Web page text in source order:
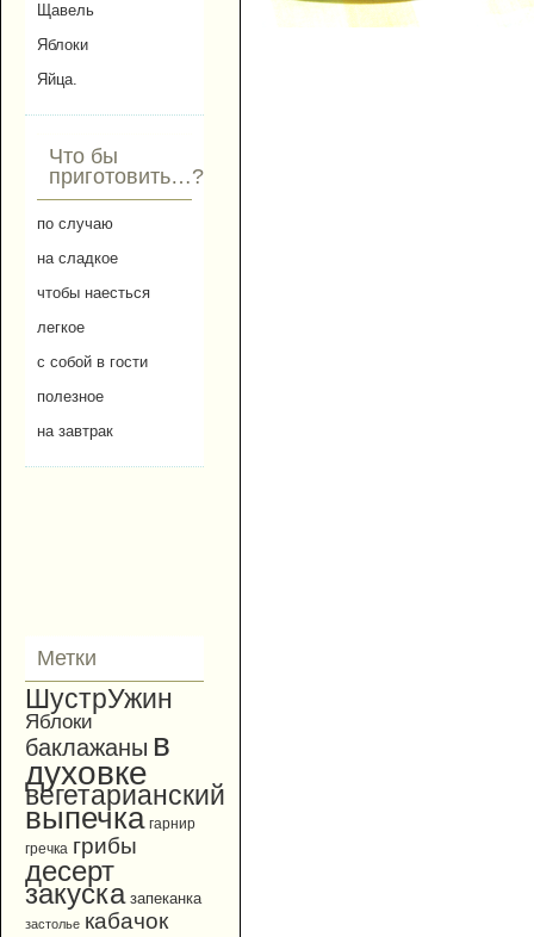
Щавель
Яблоки
Яйца.
Что бы
приготовить…?
по случаю
на сладкое
чтобы наесться
легкое
с собой в гости
полезное
на завтрак
Метки
ШустрУжин
Яблоки
баклажаны в
духовке
вегетарианский
выпечка гарнир
гречка грибы
десерт
закуска запеканка
застолье кабачок